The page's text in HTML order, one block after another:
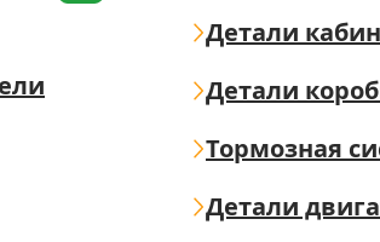
Детали
Детали
Тормозная
Детали